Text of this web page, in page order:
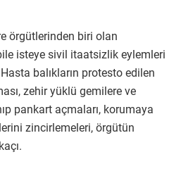
örgütlerinden biri olan
isteye sivil itaatsizlik eylemleri
balıkların protesto edilen
zehir yüklü gemilere ve
pankart açmaları, korumaya
zincirlemeleri, örgütün